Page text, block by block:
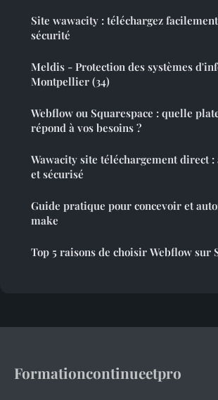
Site wawacity : téléchargez
sécurité
Meldis - Protection des systèmes
Montpellier (34)
Webflow ou Squarespace : quelle
répond à vos besoins ?
Wawacity site téléchargement direct :
et sécurisé
Guide pratique pour concevoir et
make
Top 5 raisons de choisir Webflow sur
Formationcontinueetpro